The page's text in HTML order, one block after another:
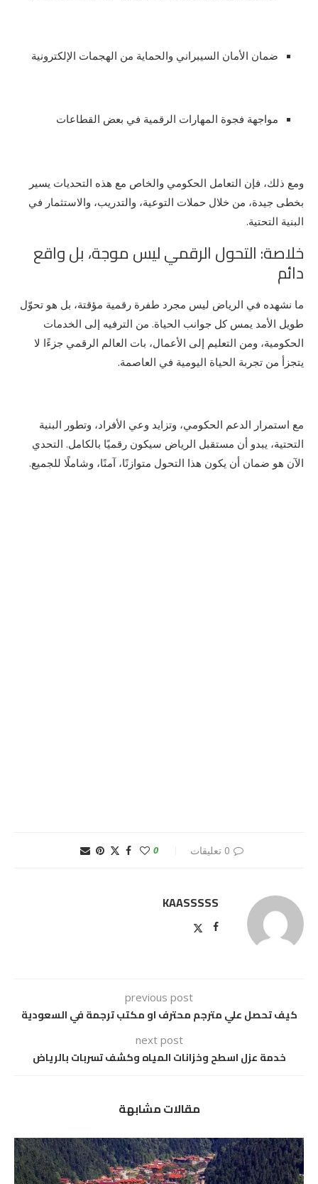
ضمان الأمان السيبراني والحماية من الهجمات الإلكترونية
مواجهة فجوة المهارات الرقمية في بعض القطاعات
ومع ذلك، فإن التعامل الحكومي والخاص مع هذه التحديات يسير
بخطى جيدة، من خلال حملات التوعية، والتدريب، والاستثمار في
البنية التحتية.
خلاصة: التحول الرقمي ليس موجة، بل واقع
دائم
ما نشهده في الرياض ليس مجرد طفرة رقمية مؤقتة، بل هو تحوّل
طويل الأمد يمس كل جوانب الحياة. من الترفيه إلى الخدمات
الحكومية، ومن التعليم إلى الأعمال، بات العالم الرقمي جزءًا لا
يتجزأ من تجربة الحياة اليومية في العاصمة.
مع استمرار الدعم الحكومي، وتزايد وعي الأفراد، وتطور البنية
التحتية، يبدو أن مستقبل الرياض سيكون رقميًا بالكامل. التحدي
الآن هو ضمان أن يكون هذا التحول متوازنًا، آمنًا، وشاملًا للجميع.
0 تعليقات 0
KAASSSSS
previous post
كيف تحصل علي مترجم محترف او مكتب ترجمة في السعودية
next post
خدمة عزل اسطح وخزانات المياه وكشف تسربات بالرياض
مقالات مشابهة